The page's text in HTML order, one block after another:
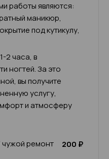
работы являются:
маникюр,
под кутикулу,
2 часа, в
ногтей. За это
вы получите
услугу,
и атмосферу
чужой ремонт
200 ₽